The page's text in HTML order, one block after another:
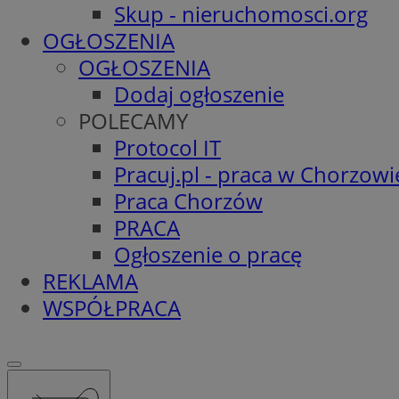
Skup - nieruchomosci.org
OGŁOSZENIA
OGŁOSZENIA
Dodaj ogłoszenie
POLECAMY
Protocol IT
Pracuj.pl - praca w
Praca Chorzów
PRACA
Ogłoszenie o pracę
REKLAMA
WSPÓŁPRACA